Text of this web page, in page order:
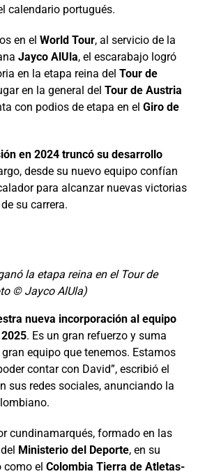
calendario portugués.
en el World Tour, al servicio de la
Jayco AlUla, el escarabajo logró
en la etapa reina del Tour de
en la general del Tour de Austria
con podios de etapa en el Giro de
en 2024 truncó su desarrollo
desde su nuevo equipo confían
para alcanzar nuevas victorias
su carrera.
la etapa reina en el Tour de
© Jayco AlUla)
nueva incorporación al equipo
. Es un gran refuerzo y suma
equipo que tenemos. Estamos
contar con David”, escribió el
sus redes sociales, anunciando la
cundinamarqués, formado en las
Ministerio del Deporte, en su
como el Colombia Tierra de Atletas-